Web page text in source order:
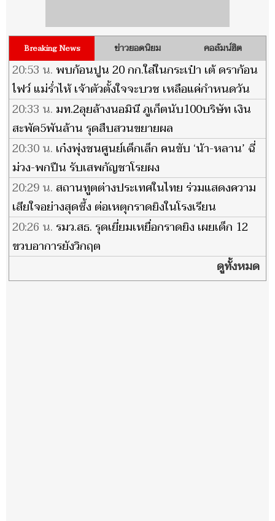
Breaking News ข่าวยอดนิยม คอลัมน์ฮิต
20:53 น. พบก้อนปูน 20 กก.ใส่ในกระเป๋า เต้ ดราก้อน
ไฟว์ แม่ร่ำไห้ เจ้าตัวตั้งใจจะบวช เหลือแค่กำหนดวัน
20:33 น. มท.2ลุยล้างนอมินี ภูเก็ตนับ100บริษัท เงิน
สะพัด5พันล้าน รุดสืบสวนขยายผล
20:30 น. เก๋งพุ่งชนศูนย์เด็กเล็ก คนขับ ‘น้า-หลาน’ ฉี่
ม่วง-พกปืน รับเสพกัญชาโรยผง
20:29 น. สถานทูตต่างประเทศในไทย ร่วมแสดงความ
เสียใจอย่างสุดซึ้ง ต่อเหตุกราดยิงในโรงเรียน
20:26 น. รมว.สธ. รุดเยี่ยมเหยื่อกราดยิง เผยเด็ก 12
ขวบอาการยังวิกฤต
ดูทั้งหมด